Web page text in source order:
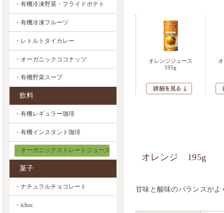
・有機冷凍野菜・フライドポテト
・有機冷凍フルーツ
・レトルトタイカレー
・オーガニックココナッツ
・有機野菜スープ
飲料
・有機レギュラー珈琲
・有機インスタント珈琲
・オーガニックストレートジュース
菓子
・ナチュラルチョコレート
・ichoc
オレンジジュース
195g
オレンジ 195g
甘味と酸味のバランスが